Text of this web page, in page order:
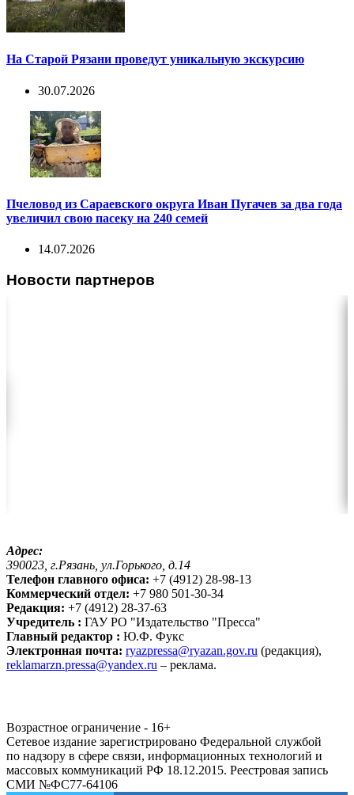
На Старой Рязани проведут уникальную экскурсию
30.07.2026
Пчеловод из Сараевского округа Иван Пугачев за два года
увеличил свою пасеку на 240 семей
14.07.2026
Новости партнеров
Адрес:
390023, г.Рязань, ул.Горького, д.14
Телефон главного офиса: +7 (4912) 28-98-13
Коммерческий отдел: +7 980 501-30-34
Редакция: +7 (4912) 28-37-63
Учредитель : ГАУ РО "Издательство "Пресса"
Главный редактор : Ю.Ф. Фукс
Электронная почта: ryazpressa@ryazan.gov.ru (редакция),
reklamarzn.pressa@yandex.ru – реклама.
Возрастное ограничение - 16+
Сетевое издание зарегистрировано Федеральной службой
по надзору в сфере связи, информационных технологий и
массовых коммуникаций РФ 18.12.2015. Реестровая запись
СМИ №ФС77-64106